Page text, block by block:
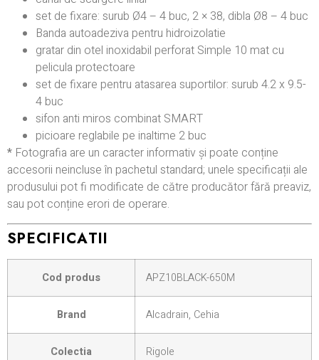
set de fixare: surub Ø4 – 4 buc, 2 × 38, dibla Ø8 – 4 buc
Banda autoadeziva pentru hidroizolatie
gratar din otel inoxidabil perforat Simple 10 mat cu
pelicula protectoare
set de fixare pentru atasarea suportilor: surub 4.2 x 9.5-
4 buc
sifon anti miros combinat SMART
picioare reglabile pe inaltime 2 buc
* Fotografia are un caracter informativ și poate conține
accesorii neincluse în pachetul standard; unele specificații ale
produsului pot fi modificate de către producător fără preaviz,
sau pot conține erori de operare.
SPECIFICATII
Cod produs APZ10BLACK-650M
Brand Alcadrain, Cehia
Colectia Rigole